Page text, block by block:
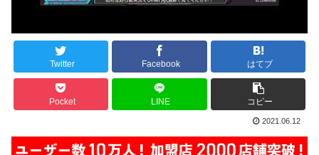
Twitter Facebook はてブ
Pocket LINE コピー
2021.06.12